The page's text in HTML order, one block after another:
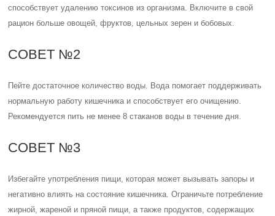
способствует удалению токсинов из организма. Включите в свой
рацион больше овощей, фруктов, цельных зерен и бобовых.
СОВЕТ №2
Пейте достаточное количество воды. Вода помогает поддерживать
нормальную работу кишечника и способствует его очищению.
Рекомендуется пить не менее 8 стаканов воды в течение дня.
СОВЕТ №3
Избегайте употребления пищи, которая может вызывать запоры и
негативно влиять на состояние кишечника. Ограничьте потребление
жирной, жареной и пряной пищи, а также продуктов, содержащих